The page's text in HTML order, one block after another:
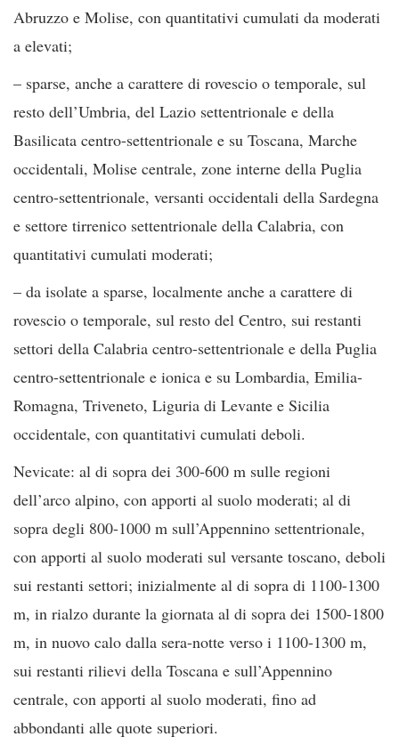
Abruzzo e Molise, con quantitativi cumulati da moderati
a elevati;
– sparse, anche a carattere di rovescio o temporale, sul
resto dell’Umbria, del Lazio settentrionale e della
Basilicata centro-settentrionale e su Toscana, Marche
occidentali, Molise centrale, zone interne della Puglia
centro-settentrionale, versanti occidentali della Sardegna
e settore tirrenico settentrionale della Calabria, con
quantitativi cumulati moderati;
– da isolate a sparse, localmente anche a carattere di
rovescio o temporale, sul resto del Centro, sui restanti
settori della Calabria centro-settentrionale e della Puglia
centro-settentrionale e ionica e su Lombardia, Emilia-
Romagna, Triveneto, Liguria di Levante e Sicilia
occidentale, con quantitativi cumulati deboli.
Nevicate: al di sopra dei 300-600 m sulle regioni
dell’arco alpino, con apporti al suolo moderati; al di
sopra degli 800-1000 m sull’Appennino settentrionale,
con apporti al suolo moderati sul versante toscano, deboli
sui restanti settori; inizialmente al di sopra di 1100-1300
m, in rialzo durante la giornata al di sopra dei 1500-1800
m, in nuovo calo dalla sera-notte verso i 1100-1300 m,
sui restanti rilievi della Toscana e sull’Appennino
centrale, con apporti al suolo moderati, fino ad
abbondanti alle quote superiori.